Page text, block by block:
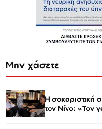
Μην χάσετε
Η σοκαριστική
τον Νίνο: «Τον